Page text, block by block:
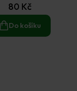
80 Kč
Do košíku